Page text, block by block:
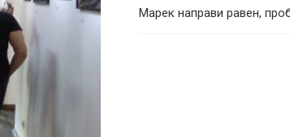
Марек направи равен,